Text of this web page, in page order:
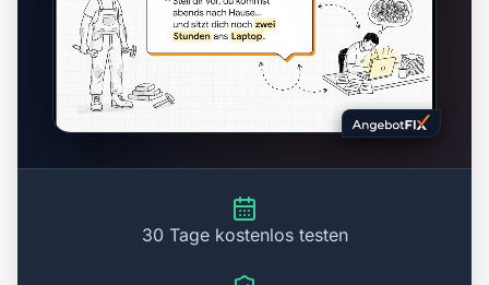
30 Tage kostenlos testen